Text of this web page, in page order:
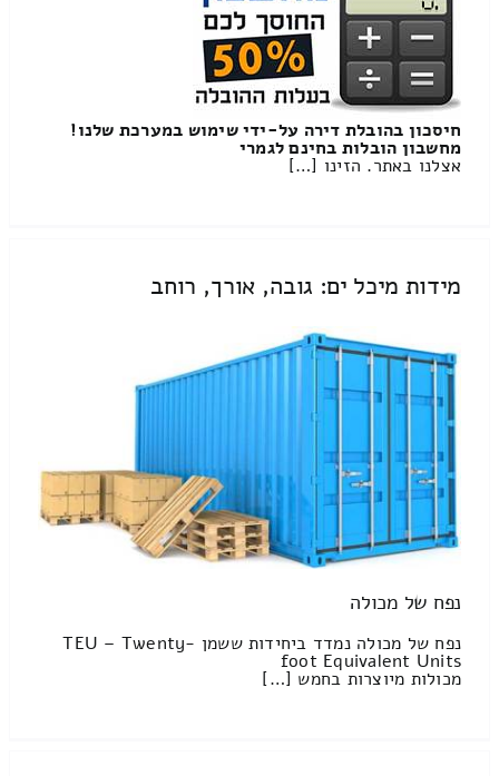
חיסכון בהובלת דירה על-ידי שימוש במערכת שלנו!
מחשבון הובלות בחינם לגמרי
אצלנו באתר. הזינו […]
מידות מיכל ים: גובה, אורך, רוחב
נפח של מכולה
נפח של מכולה נמדד ביחידות ששמן TEU – Twenty-
foot Equivalent Units
מכולות מיוצרות בחמש […]